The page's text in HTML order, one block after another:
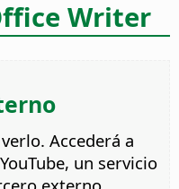
Writer
Accederá a
un servicio